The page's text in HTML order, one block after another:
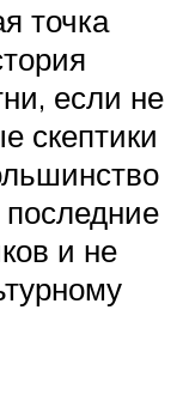
точка
если не
скептики
и не